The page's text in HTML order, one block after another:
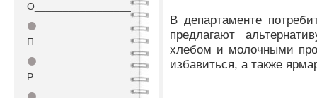
О_________________
⚫
П_________________
⚫
Р_________________
В департаменте
предлагают
хлебом и молочными
избавиться, а также